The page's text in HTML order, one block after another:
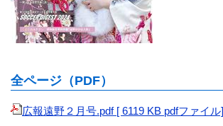
全ページ（PDF）
広報遠野２月号.pdf [ 6119 KB pdfファイル]